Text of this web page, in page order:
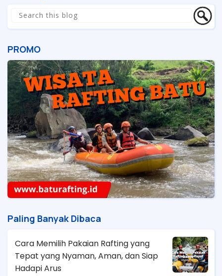
PROMO
Paling Banyak Dibaca
Cara Memilih Pakaian Rafting yang
Tepat yang Nyaman, Aman, dan Siap
Hadapi Arus